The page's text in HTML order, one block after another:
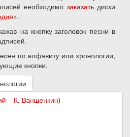
необходимо заказатьдиски
».
на кнопку-заголовок песни в
по алфавиту или хронологии,
кнопки.
– К. Ваншенкин)